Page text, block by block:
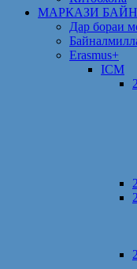
МАРКАЗИ
Дар бораи
Erasmus+
ICM